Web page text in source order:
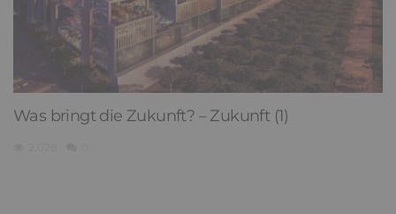
Was bringt die Zukunft? – Zukunft (1)